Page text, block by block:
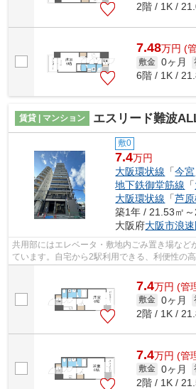
2階 / 1K /
7.48万円 (
敷金 0ヶ月
6階 / 1K /
賃貸 | マンション エスリード難波
敷0
7.4万円
大阪環状線 「今宮
地下鉄御堂筋線 「
大阪環状線 「芦
築1年 / 21.53㎡
大阪府大阪市浪
共用部にはエレベータ・敷地内ごみ置き場など
ています。自宅から2駅利用できる、利便性の
7.4万円 (管
敷金 0ヶ月
2階 / 1K /
7.4万円 (管
敷金 0ヶ月
2階 / 1K /